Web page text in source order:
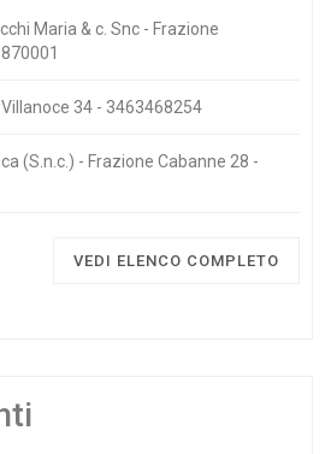
Maria & c. Snc - Frazione
34 - 3463468254
(S.n.c.) - Frazione Cabanne 28 -
VEDI ELENCO COMPLETO